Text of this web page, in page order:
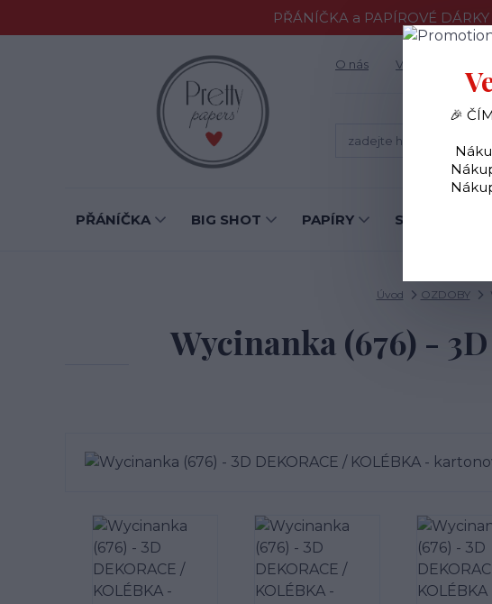
PŘÁNÍČKA a PAPÍROVÉ
O nás Vše o nákupu
PŘÁNÍČKA BIG SHOT PAPÍRY SAMOLEPKY
Úvod OZDOBY
Wycinanka (676) -
🎉